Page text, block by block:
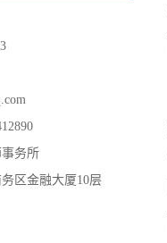
务所
区金融大厦10层